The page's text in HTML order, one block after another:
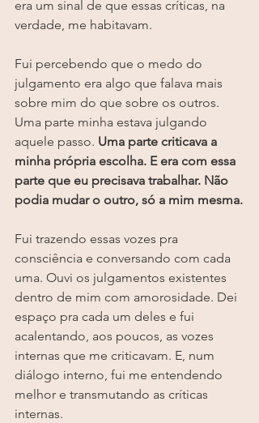
era um sinal de que essas críticas, na
verdade, me habitavam.
Fui percebendo que o medo do
julgamento era algo que falava mais
sobre mim do que sobre os outros.
Uma parte minha estava julgando
aquele passo. Uma parte criticava a
minha própria escolha. E era com essa
parte que eu precisava trabalhar. Não
podia mudar o outro, só a mim mesma.
Fui trazendo essas vozes pra
consciência e conversando com cada
uma. Ouvi os julgamentos existentes
dentro de mim com amorosidade. Dei
espaço pra cada um deles e fui
acalentando, aos poucos, as vozes
internas que me criticavam. E, num
diálogo interno, fui me entendendo
melhor e transmutando as críticas
internas.